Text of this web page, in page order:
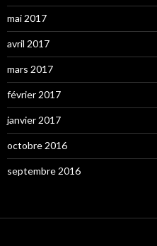
mai 2017
avril 2017
mars 2017
février 2017
janvier 2017
octobre 2016
septembre 2016